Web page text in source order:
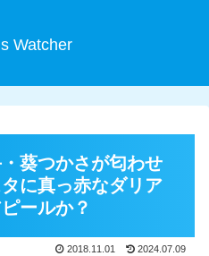
Watcher
葵つかさが匂わせ
に真っ赤なダリア
ールか？
2018.11.01 2024.07.09